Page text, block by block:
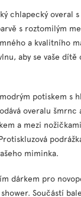
chlapecký overal
s roztomilým
a kvalitního
aby se vaše
potiskem s
overalu šmrnc
a mezi
miminka.
dárkem pro
Součástí